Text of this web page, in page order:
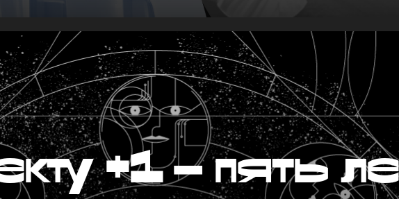
+1 — пять